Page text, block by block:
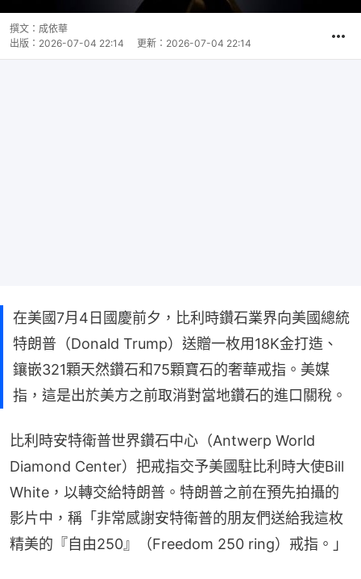
撰文： 成依華
出版： 2026-07-04 22:14 更新： 2026-07-04 22:14
在美國7月4日國慶前夕，比利時鑽石業界向美國總統
特朗普（Donald Trump）送贈一枚用18K金打造、
鑲嵌321顆天然鑽石和75顆寶石的奢華戒指。美媒
指，這是出於美方之前取消對當地鑽石的進口關稅。
比利時安特衛普世界鑽石中心（Antwerp World
Diamond Center）把戒指交予美國駐比利時大使Bill
White，以轉交給特朗普。特朗普之前在預先拍攝的
影片中，稱「非常感謝安特衛普的朋友們送給我這枚
精美的『自由250』（Freedom 250 ring）戒指。」